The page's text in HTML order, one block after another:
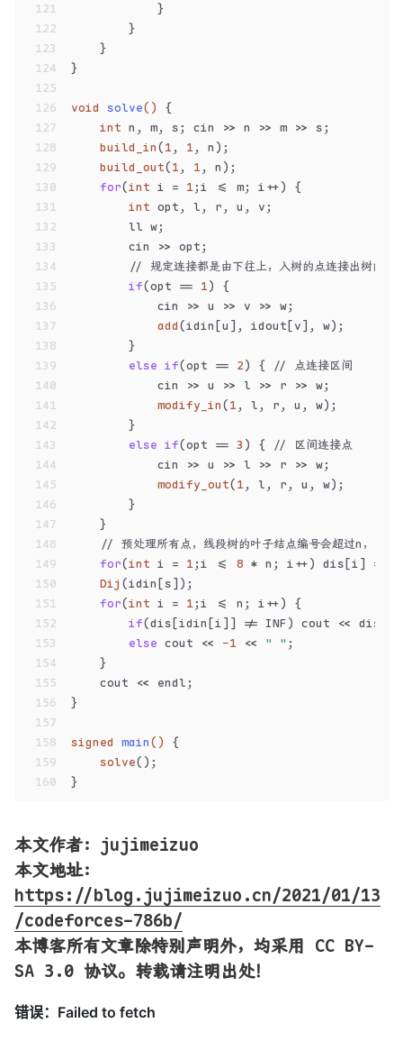
121
122
123
124
125
126
127
128
129
130
131
132
133
134
135
136
137
138
139
140
141
142
143
144
145
146
147
148
149
150
151
152
153
154
155
156
157
158
159
160
            }
        }
    }
}
void solve()
{
int n, m, s; cin >> n >> m >> s;
build_in(1, 1, n);
build_out(1, 1, n);
for(int i = 1;i <= m; i++) {
int opt, l, r, u, v;
        ll w;
        cin >> opt;
// 规定连接都是由下往上，入树的点连接出树的点
if(opt == 1) {
            cin >> u >> v >> w;
add(idin[u], idout[v], w);
        }
else if(opt == 2) {
// 点连接区间
            cin >> u >> l >> r >> w;
modify_in(1, l, r, u, w);
        }
else if(opt == 3 ) {
// 区间连接点
            cin >> u >> l >> r >> w;
modify_out(1, l, r, u, w);
        }
    }
// 预处理所有点，线段树的叶子结点编号会超过n，，所
for(int i = 1;i <= 8 * n; i++) dis[i] =
Dij (idin[s]);
for(int i = 1;i <= n; i++) {
if(dis[idin[i]] != INF) cout <<
else cout << -1 << " " ;
    }
    cout << endl;
}
signed main()
{
solve();
}
本文作者：jujimeizuo
本文地址：
https://blog.jujimeizuo.cn/2021/01/13
/codeforces-786b/
本博客所有文章除特别声明外，均采用 CC BY-
SA 3.0 协议。转载请注明出处！